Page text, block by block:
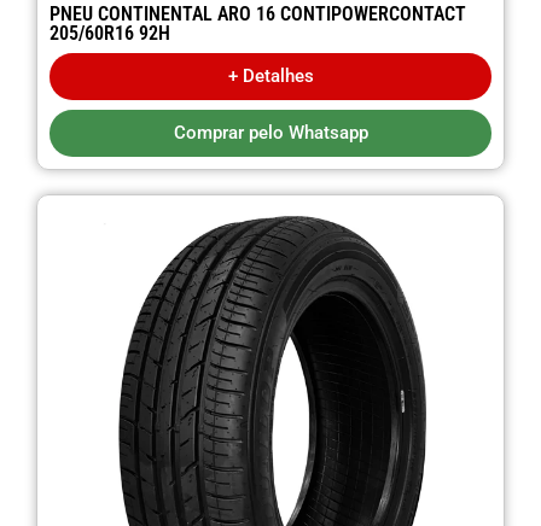
PNEU CONTINENTAL ARO 16 CONTIPOWERCONTACT
205/60R16 92H
+ Detalhes
Comprar pelo Whatsapp